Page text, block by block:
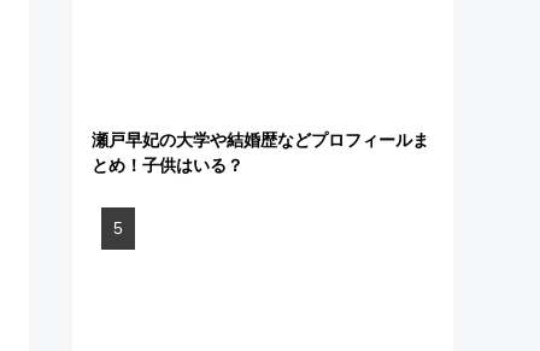
瀬戸早妃の大学や結婚歴などプロフィールま
とめ！子供はいる？